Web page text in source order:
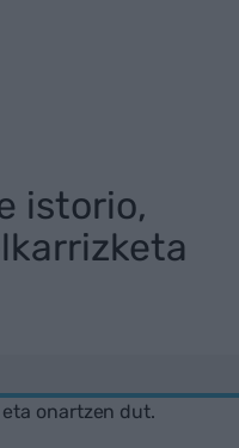
istorio,
onartzen dut.